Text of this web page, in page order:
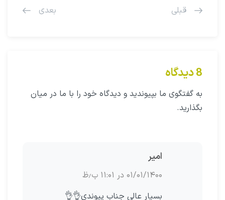
قبلی بعدی
8 دیدگاه
به گفتگوی ما بپیوندید و دیدگاه خود را با ما در میان
بگذارید.
امیر
۰۱/۰۱/۱۴۰۰ در ۱۱:۰۱ ب٫ظ
بسیار عالی جناب پیوندی👌👌